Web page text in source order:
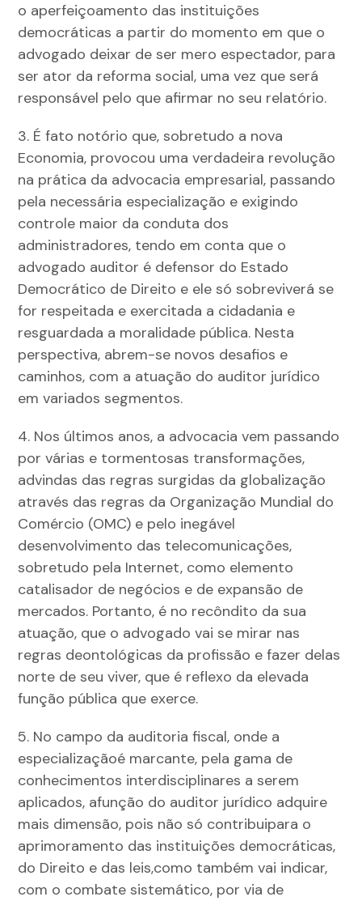
o aperfeiçoamento das instituições
democráticas a partir do momento em que o
advogado deixar de ser mero espectador, para
ser ator da reforma social, uma vez que será
responsável pelo que afirmar no seu relatório.
3. É fato notório que, sobretudo a nova
Economia, provocou uma verdadeira revolução
na prática da advocacia empresarial, passando
pela necessária especialização e exigindo
controle maior da conduta dos
administradores, tendo em conta que o
advogado auditor é defensor do Estado
Democrático de Direito e ele só sobreviverá se
for respeitada e exercitada a cidadania e
resguardada a moralidade pública. Nesta
perspectiva, abrem-se novos desafios e
caminhos, com a atuação do auditor jurídico
em variados segmentos.
4. Nos últimos anos, a advocacia vem passando
por várias e tormentosas transformações,
advindas das regras surgidas da globalização
através das regras da Organização Mundial do
Comércio (OMC) e pelo inegável
desenvolvimento das telecomunicações,
sobretudo pela Internet, como elemento
catalisador de negócios e de expansão de
mercados. Portanto, é no recôndito da sua
atuação, que o advogado vai se mirar nas
regras deontológicas da profissão e fazer delas
norte de seu viver, que é reflexo da elevada
função pública que exerce.
5. No campo da auditoria fiscal, onde a
especializaçãoé marcante, pela gama de
conhecimentos interdisciplinares a serem
aplicados, afunção do auditor jurídico adquire
mais dimensão, pois não só contribuipara o
aprimoramento das instituições democráticas,
do Direito e das leis,como também vai indicar,
com o combate sistemático, por via de